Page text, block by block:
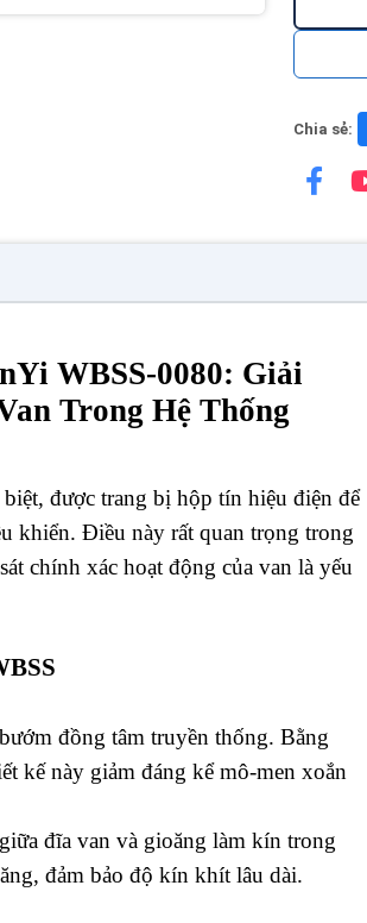
Chia sẻ:
WBSS-0080: Giải
Trong Hệ Thống
được trang bị hộp tín hiệu điện để
khiển. Điều này rất quan trọng trong
chính xác hoạt động của van là yếu
đồng tâm truyền thống. Bằng
kế này giảm đáng kể mô-men xoắn
đĩa van và gioăng làm kín trong
đảm bảo độ kín khít lâu dài.